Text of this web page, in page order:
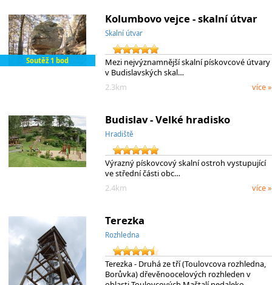
Soutěž 1 bod
Kolumbovo vejce - skalní útvar
Skalní útvar
Mezi nejvýznamnější skalní pískovcové útvary
v Budislavských skal…
2.3km
více »
Budislav - Velké hradisko
Hradiště
Výrazný pískovcový skalní ostroh vystupující
ve střední části obc…
2.4km
více »
Terezka
Rozhledna
Terezka - Druhá ze tří (Toulovcova rozhledna,
Borůvka) dřevěnoocelových rozhleden v